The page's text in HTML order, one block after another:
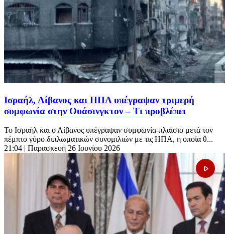
Ισραήλ, Λίβανος και ΗΠΑ υπέγραψαν τριμερή
συμφωνία στην Ουάσινγκτον – Τι προβλέπει
Το Ισραήλ και ο Λίβανος υπέγραψαν συμφωνία-πλαίσιο μετά τον
πέμπτο γύρο διπλωματικών συνομιλιών με τις ΗΠΑ, η οποία θ...
21:04 | Παρασκευή 26 Ιουνίου 2026